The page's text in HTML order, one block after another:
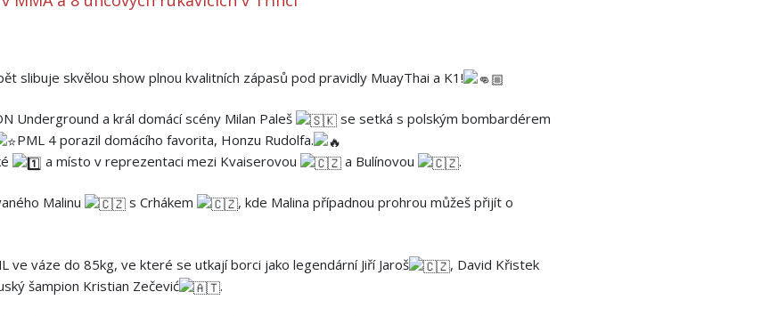
slibuje skvělou show plnou kvalitních zápasů pod pravidly MuayThai a K1!
Underground a král domácí scény Milan Paleš
se setká s polským bombardérem
PML 4 porazil domácího favorita, Honzu Rudolfa.
a místo v reprezentaci mezi Kvaiserovou a Bulínovou .
Malinu s Crhákem
, kde Malina případnou prohrou můžeš přijít o
ve váze do 85kg, ve které se utkají borci jako legendární Jiří Jaroš
, David Křistek
šampion Kristian Zečević .